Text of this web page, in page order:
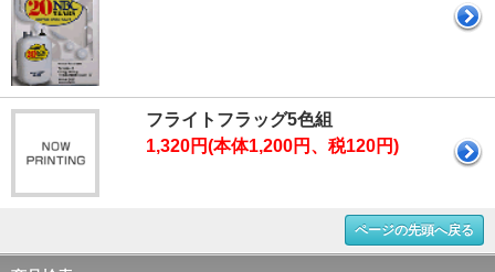
フライトフラッグ5色組
1,320円(本体1,200円、税120円)
ページの先頭へ戻る